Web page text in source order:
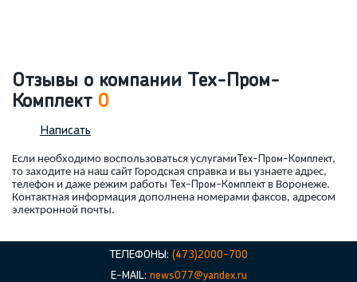
Отзывы о компании Тех-Пром-
Комплект 0
Написать
Если необходимо воспользоваться услугами Тех-Пром-Комплект,
то заходите на наш сайт Городская справка и вы узнаете адрес,
телефон и даже режим работы Тех-Пром-Комплект в Воронеже.
Контактная информация дополнена номерами факсов, адресом
электронной почты.
ТЕЛЕФОНЫ: (473)2000-700
E-MAIL: news077@yandex.ru